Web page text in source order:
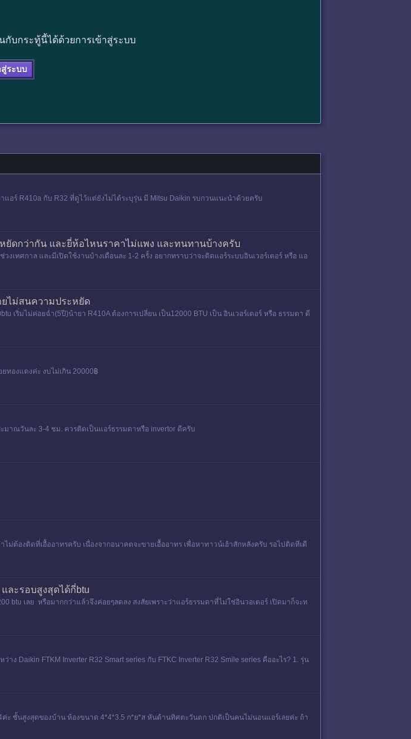
บกระทู้นี้ได้ด้วยการเข้าสู่ระบบ
สู่ระบบ
อร์ R410a กับ R32 ที่ดูไว้แต่ยังไม่ได้ระบุรุ่น มี Mitsu Daikin รบกวนแนะนำด้วยครับ
ยัดกว่ากัน และยี่ห้อไหนราคาไม่แพง และทนทานบ้างครับ
ทศกาล และมีเปิดใช้งานบ้างเดือนละ 1-2 ครั้ง อยากทราบว่าจะติดแอร์ระบบอินเวอร์เตอร์ หรือ แอ
ยไม่สนความประหยัด
ริ่มไม่ค่อยฉ่ำ(5ปี)น้ายา R410A ต้องการเปลี่ยน เป็น12000 BTU เป็น อินเวอร์เตอร์ หรือ ธรรมดา ดี
ทองแดงค่ะ งบไม่เกิน 20000฿
าณวันละ 3-4 ชม. ควรติดเป็นแอร์ธรรมดาหรือ invertor ดีครับ
ต้องติดที่เอื้ออาทรครับ เนื่องจากอนาคตจะขายเอื้ออาทร เพื่อหาทาวน์เฮ้าสักหลังครับ รอไปติดทีเดี
ละรอบสูงสุดได้กี่btu
btu เลย หรือมากกว่าแล้วจึงค่อยๆลดลง สงสัยเพราะว่าแอร์ธรรมดาที่ไม่ใช่อินวอเตอร์ เปิดมาก็จะท
ง Daikin FTKM Inverter R32 Smart series กับ FTKC Inverter R32 Smile series คืออะไร? 1. รุ่น
ะ ชั้นสูงสุดของบ้าน ห้องขนาด 4*4*3.5 ก*ย*ส หันด้านทิศตะวันตก ปกติเป็นคนไม่นอนแอร์เลยค่ะ ถ้า